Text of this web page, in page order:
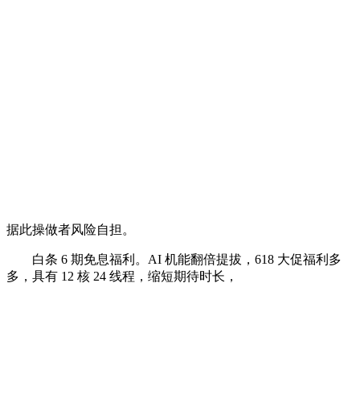
据此操做者风险自担。
白条 6 期免息福利。AI 机能翻倍提拔，618 大促福利多
多，具有 12 核 24 线程，缩短期待时长，